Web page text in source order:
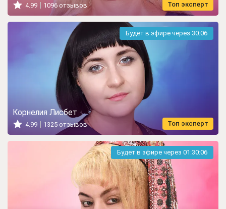
Топ эксперт
4.99 1096 отзывов
Будет в эфире через 30:05
Топ эксперт
Корнелия Лисбет
4.99 1325 отзывов
Будет в эфире через 01:30:05